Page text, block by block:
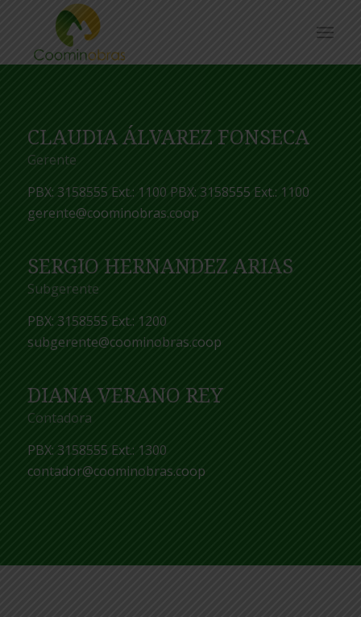
CLAUDIA ÁLVAREZ FONSECA
Gerente
PBX: 3158555 Ext.: 1100 PBX: 3158555 Ext.: 1100
gerente@coominobras.coop
SERGIO HERNANDEZ ARIAS
Subgerente
PBX: 3158555 Ext.: 1200
subgerente@coominobras.coop
DIANA VERANO REY
Contadora
PBX: 3158555 Ext.: 1300
contador@coominobras.coop